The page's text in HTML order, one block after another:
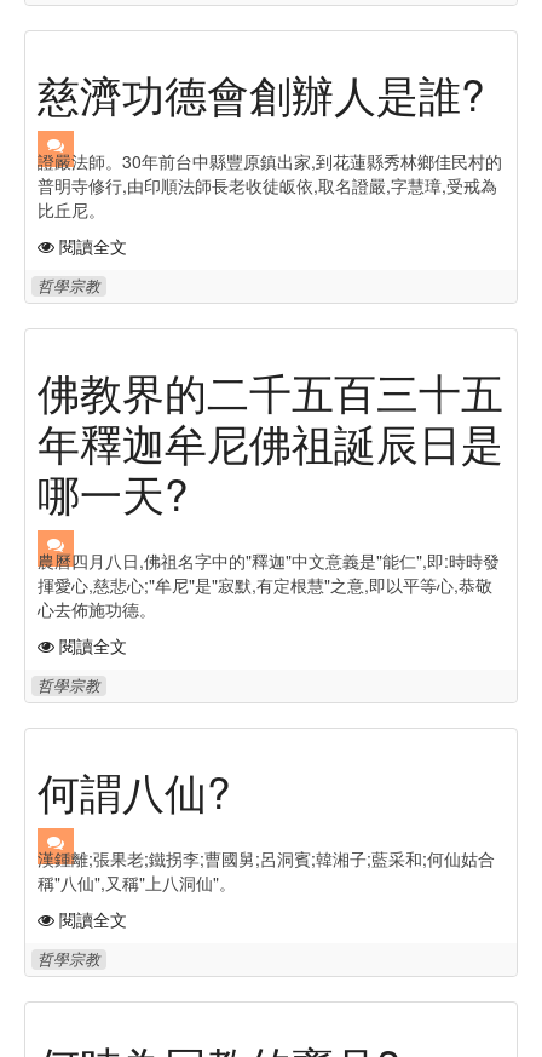
慈濟功德會創辦人是誰?
證嚴法師。30年前台中縣豐原鎮出家,到花蓮縣秀林鄉佳民村的
普明寺修行,由印順法師長老收徒皈依,取名證嚴,字慧璋,受戒為
比丘尼。
閱讀全文
哲學宗教
佛教界的二千五百三十五
年釋迦牟尼佛祖誕辰日是
哪一天?
農曆四月八日,佛祖名字中的"釋迦"中文意義是"能仁",即:時時發
揮愛心,慈悲心;"牟尼"是"寂默,有定根慧"之意,即以平等心,恭敬
心去佈施功德。
閱讀全文
哲學宗教
何謂八仙?
漢鍾離;張果老;鐵拐李;曹國舅;呂洞賓;韓湘子;藍采和;何仙姑合
稱"八仙",又稱"上八洞仙"。
閱讀全文
哲學宗教